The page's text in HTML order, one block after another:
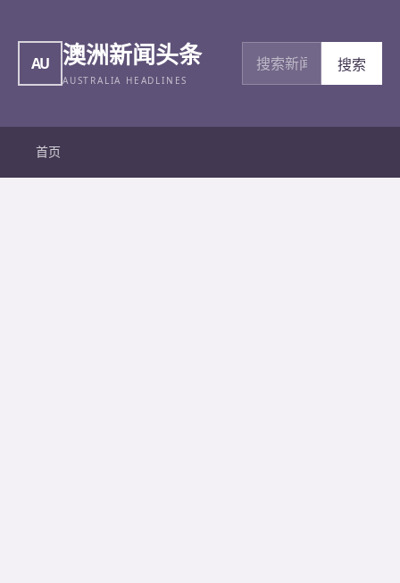
AU 澳洲新闻头条
AUSTRALIA HEADLINES
搜索新闻
搜索
首页